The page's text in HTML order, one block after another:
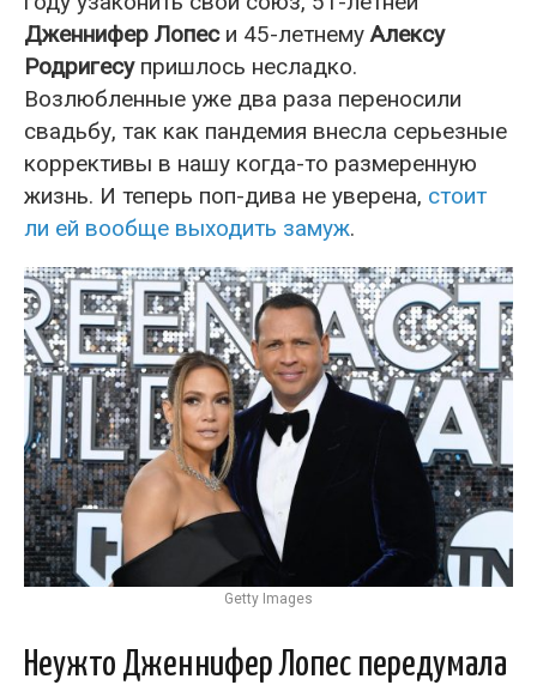
Дженнифер Лопеси 45-летнемуАлексу
Родригесупришлось несладко.
Возлюбленные уже два раза переносили
свадьбу, так как пандемия внесла серьезные
коррективы в нашу когда-то размеренную
жизнь. И теперь поп-дива не уверена, стоит
ли ей вообще выходить замуж.
Getty Images
Неужто Дженнифер Лопес передумала